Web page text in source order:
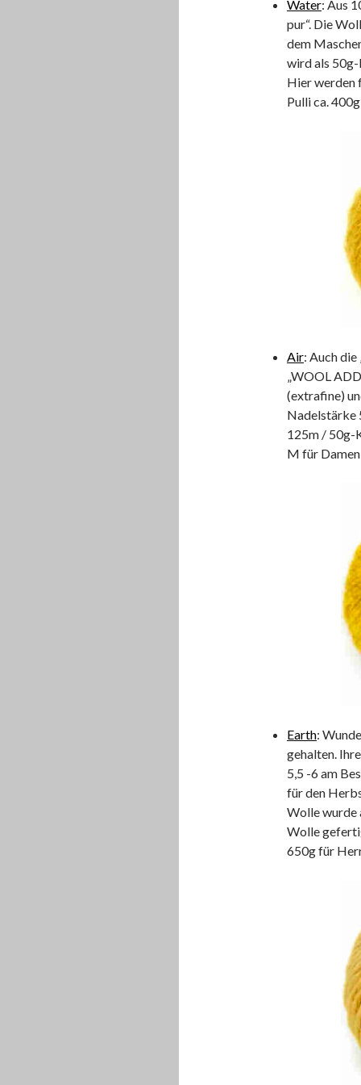
Water: Aus
pur“. Die
dem
wird als
Hier werden
Pulli ca.
Air: Auch
„WOOL
(extrafine)
Nadelstärke
125m / 50g-
M für
Earth:
gehalten.
5,5 -6 am
für den
Wolle wurde
Wolle
650g für